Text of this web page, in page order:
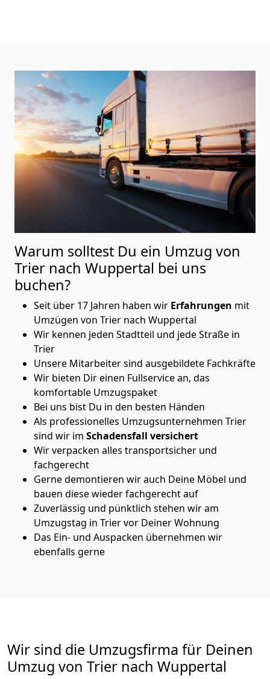
Warum solltest Du ein Umzug von
Trier nach Wuppertal bei uns
buchen?
Seit über 17 Jahren haben wir Erfahrungen mit
Umzügen von Trier nach Wuppertal
Wir kennen jeden Stadtteil und jede Straße in
Trier
Unsere Mitarbeiter sind ausgebildete Fachkräfte
Wir bieten Dir einen Fullservice an, das
komfortable Umzugspaket
Bei uns bist Du in den besten Händen
Als professionelles Umzugsunternehmen Trier
sind wir im Schadensfall versichert
Wir verpacken alles transportsicher und
fachgerecht
Gerne demontieren wir auch Deine Möbel und
bauen diese wieder fachgerecht auf
Zuverlässig und pünktlich stehen wir am
Umzugstag in Trier vor Deiner Wohnung
Das Ein- und Auspacken übernehmen wir
ebenfalls gerne
Wir sind die Umzugsfirma für Deinen
Umzug von Trier nach Wuppertal